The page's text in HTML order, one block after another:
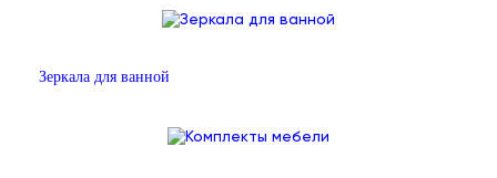
Зеркала для ванной